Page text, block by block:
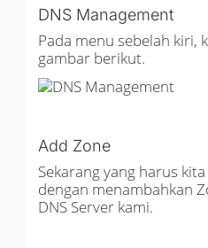
DNS Management
Pada menu sebelah kiri,
gambar berikut.
Add Zone
Sekarang yang harus
dengan menambahkan
DNS Server kami.